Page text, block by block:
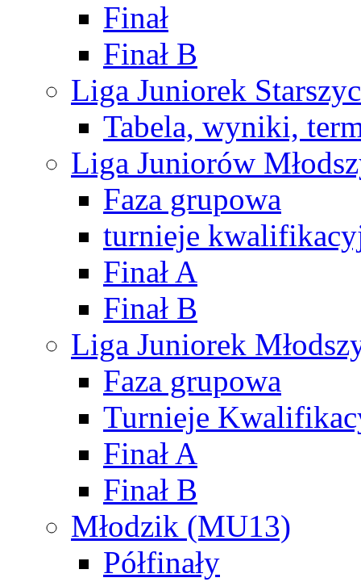
Finał
Finał B
Liga Juniorek
Tabela, wyniki,
Liga Juniorów
Faza grupowa
turnieje
Finał A
Finał B
Liga Juniorek
Faza grupowa
Turnieje
Finał A
Finał B
Młodzik (MU13)
Półfinały